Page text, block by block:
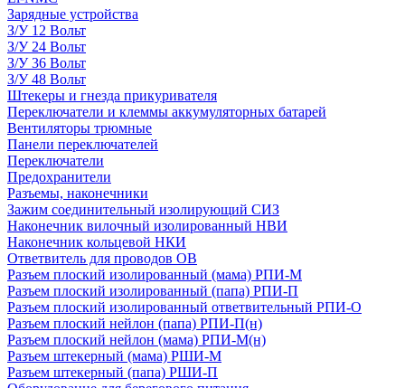
Зарядные устройства
З/У 12 Вольт
З/У 24 Вольт
З/У 36 Вольт
З/У 48 Вольт
Штекеры и гнезда прикуривателя
Переключатели и клеммы аккумуляторных батарей
Вентиляторы трюмные
Панели переключателей
Переключатели
Предохранители
Разъемы, наконечники
Зажим соединительный изолирующий СИЗ
Наконечник вилочный изолированный НВИ
Наконечник кольцевой НКИ
Ответвитель для проводов ОВ
Разъем плоский изолированный (мама) РПИ-М
Разъем плоский изолированный (папа) РПИ-П
Разъем плоский изолированный ответвительный РПИ-О
Разъем плоский нейлон (папа) РПИ-П(н)
Разъем плоский нейлон (мама) РПИ-М(н)
Разъем штекерный (мама) РШИ-М
Разъем штекерный (папа) РШИ-П